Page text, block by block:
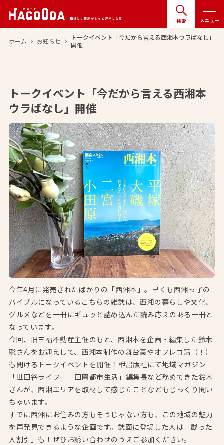
箱根と小田原がもっと好きになる 検索 メニュー
ホーム arrow_forward_ios お知らせ arrow_forward_ios
トークイベント「今だから言える西湘本ウラばなし」
開催
トークイベント「今だから言える西湘本
ウラばなし」開催
今年4月に発売されたばかりの「西湘本」。早くも西湘っ子の
バイブルになっているこちらの雑誌は、西湘の暮らしや文化、
グルメなどを一冊にギュッと詰め込んだ読み応えのある一冊と
なっています。
今回、旧三福不動産主催のもと、西湘本を企画・編集した鈴木
聡さんをお迎えして、西湘本制作の舞台裏やオフレコ話（！）
も聞けるトークイベントを開催！枻出版社にて地域マガジン
「世田谷ライフ」「田園都市生活」編集長など務めてきた鈴木
さんが、西湘エリアを取材して感じたことなどもじっくり聞い
ちゃいます。
すでに西湘にお住みの方もそうじゃない方も、この地域の魅力
を再発見できるような企画です。誌面に登場した人は「載った
人割引」も！ぜひお誘い合わせのうえご参加ください。